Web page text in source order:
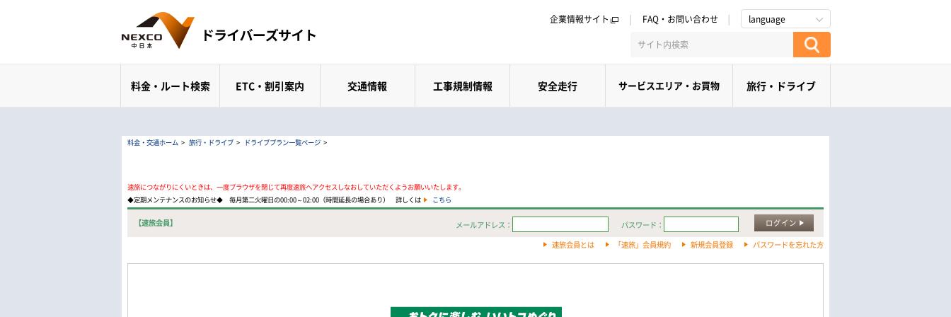
企業情報サイト FAQ・お問い合わせ language
料金・ルート検索 ETC・割引案内 交通情報 工事規制情報 安全走行 サービスエリア・お買物 旅行・ドライブ
料金・交通ホーム > 旅行・ドライブ > ドライブプラン一覧ページ >
速旅につながりにくいときは、一度ブラウザを閉じて再度速旅へアクセスしなおしていただくようお願いいたします。
◆定期メンテナンスのお知らせ◆ 毎月第二火曜日の00:00～02:00（時間延長の場合あり） 詳しくは
こちら
【速旅会員】 メールアドレス： パスワード： ログイン
速旅会員とは 「速旅」会員規約 新規会員登録 パスワードを忘れた方